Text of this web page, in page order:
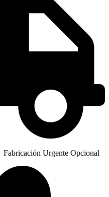
Fabricación Urgente Opcional